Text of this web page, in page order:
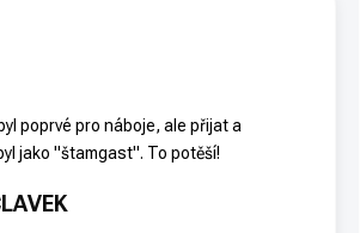
poprvé pro náboje, ale přijat a
jako "štamgast". To potěší!